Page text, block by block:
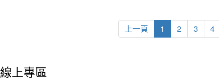
上一頁 1 2 3 4
線上專區